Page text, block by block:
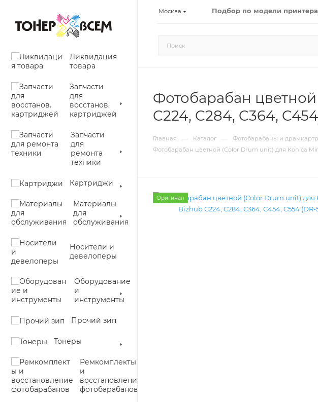
Москва Подбор по модели принтера
Ликвидация
товара
Запчасти
для
восстанов.
картриджей
Запчасти
для
ремонта
техники
Картриджи
Материалы
для
обслуживания
Носители и
девелоперы
Оборудование
и
инструменты
Прочий зип
Тонеры
Ремкомплекты
и
восстановление
фотобарабанов
Фотобарабан
C224, C284, C364,
Главная — Каталог — Фотобарабаны и
Фотобарабан цветной (Color Drum unit) для Konica
Оригинал